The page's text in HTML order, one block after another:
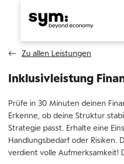
Zu allen Leistungen
Inklusivleistung
Prüfe in 30 Minuten deinen
Erkenne, ob deine Struktur
Strategie passt. Erhalte eine
Handlungsbedarf oder Risiken.
verdient volle Aufmerksamkeit!